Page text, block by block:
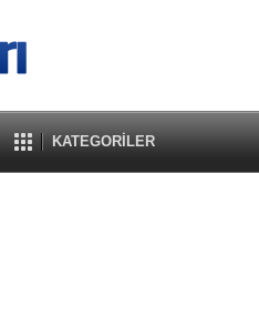
KATEGORİLER